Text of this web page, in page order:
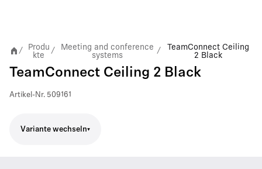
/
Produ
kte
/
Meeting and conference
systems
/
TeamConnect Ceiling
2 Black
TeamConnect Ceiling 2 Black
Artikel-Nr. 509161
Variante wechseln